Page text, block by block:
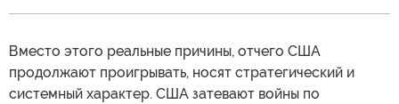
Вместо этого реальные причины, отчего США
продолжают проигрывать, носят стратегический и
системный характер. США затевают войны по